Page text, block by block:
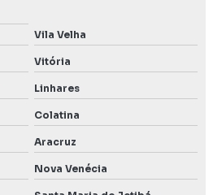
para postos de combustíveis
preço
da água subterrânea
Vila Velha
Vitória
Linhares
Colatina
Aracruz
Nova Venécia